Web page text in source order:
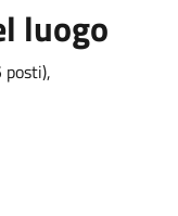
luogo